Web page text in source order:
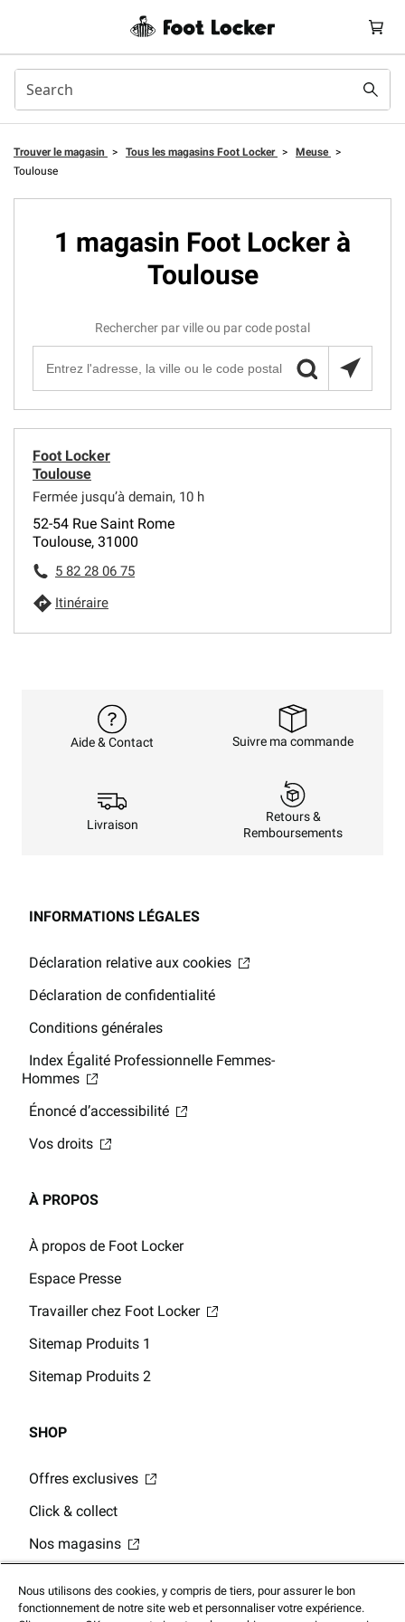
Trouver le magasin > Tous les magasins Foot Locker > Meuse >
Toulouse
1 magasin Foot Locker à
Toulouse
Rechercher par ville ou par code postal
Foot Locker
Toulouse
Fermée jusqu’à demain, 10 h
52-54 Rue Saint Rome
Toulouse, 31000
5 82 28 06 75
Itinéraire
Aide & Contact Suivre ma commande
Livraison
Retours &
Remboursements
INFORMATIONS LÉGALES
Déclaration relative aux cookies
Déclaration de confidentialité
Conditions générales
Index Égalité Professionnelle Femmes-
Hommes
Énoncé d’accessibilité
Vos droits
À PROPOS
À propos de Foot Locker
Espace Presse
Travailler chez Foot Locker
Sitemap Produits 1
Sitemap Produits 2
SHOP
Offres exclusives
Click & collect
Nos magasins
Solde de la carte-cadeau
Nous utilisons des cookies, y compris de tiers, pour assurer le bon
fonctionnement de notre site web et personnaliser votre expérience.